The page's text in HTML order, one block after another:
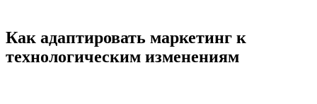
Как адаптировать маркетинг к
технологическим изменениям